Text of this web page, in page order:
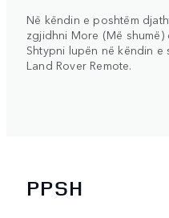
Në këndin e poshtëm
zgjidhni More (Më shumë)
Shtypni lupën në këndin
Land Rover Remote.
PPSH